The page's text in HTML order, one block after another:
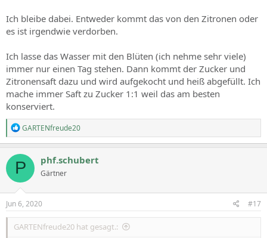
Ich bleibe dabei. Entweder kommt das von den Zitronen oder
es ist irgendwie verdorben.
Ich lasse das Wasser mit den Blüten (ich nehme sehr viele)
immer nur einen Tag stehen. Dann kommt der Zucker und
Zitronensaft dazu und wird aufgekocht und heiß abgefüllt. Ich
mache immer Saft zu Zucker 1:1 weil das am besten
konserviert.
R
e
a
c
t
o
n
GARTENfreude20
P phf.schubert
Gärtner
Jun 6, 2020 #17
GARTENfreude20 hat gesagt.: